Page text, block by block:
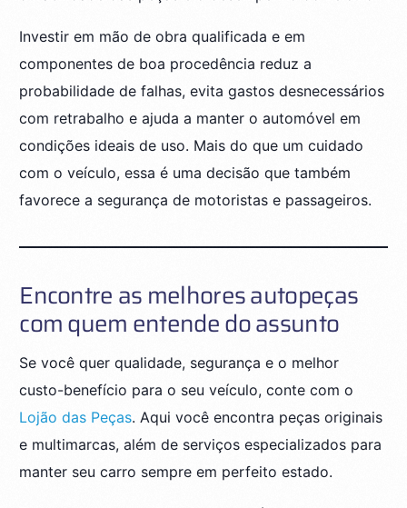
Investir em mão de obra qualificada e em
componentes de boa procedência reduz a
probabilidade de falhas, evita gastos desnecessários
com retrabalho e ajuda a manter o automóvel em
condições ideais de uso. Mais do que um cuidado
com o veículo, essa é uma decisão que também
favorece a segurança de motoristas e passageiros.
Encontre as melhores autopeças
com quem entende do assunto
Se você quer qualidade, segurança e o melhor
custo-benefício para o seu veículo, conte com o
Lojão das Peças. Aqui você encontra peças originais
e multimarcas, além de serviços especializados para
manter seu carro sempre em perfeito estado.